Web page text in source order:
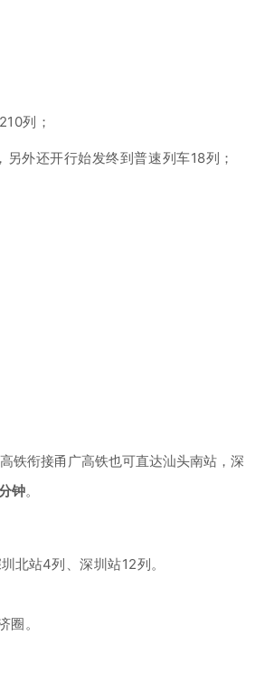
列；
外还开行始发终到普速列车18列；
铁衔接甬广高铁也可直达汕头南站，深
钟。
圳北站4列、深圳站12列。
。